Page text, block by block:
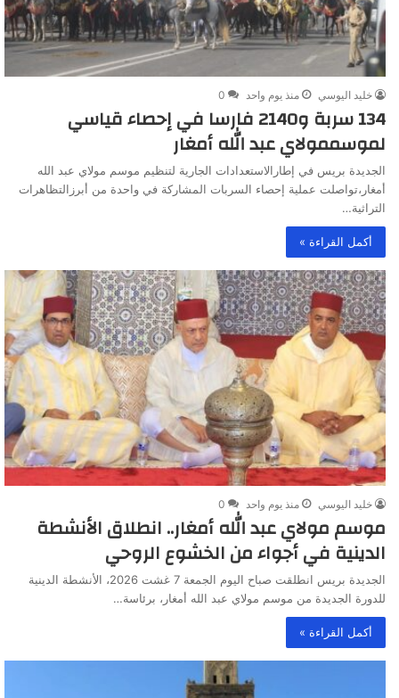
خليد اليوسي منذ يوم واحد 0
134 سربة و2140 فارسا في إحصاء قياسي
لموسممولاي عبد الله أمغار
الجديدة بريس في إطارالاستعدادات الجارية لتنظيم موسم مولاي عبد الله
أمغار،تواصلت عملية إحصاء السربات المشاركة في واحدة من أبرزالتظاهرات
التراثية…
أكمل القراءة »
خليد اليوسي منذ يوم واحد 0
موسم مولاي عبد الله أمغار.. انطلاق الأنشطة
الدينية في أجواء من الخشوع الروحي
الجديدة بريس انطلقت صباح اليوم الجمعة 7 غشت 2026، الأنشطة الدينية
للدورة الجديدة من موسم مولاي عبد الله أمغار، برئاسة…
أكمل القراءة »